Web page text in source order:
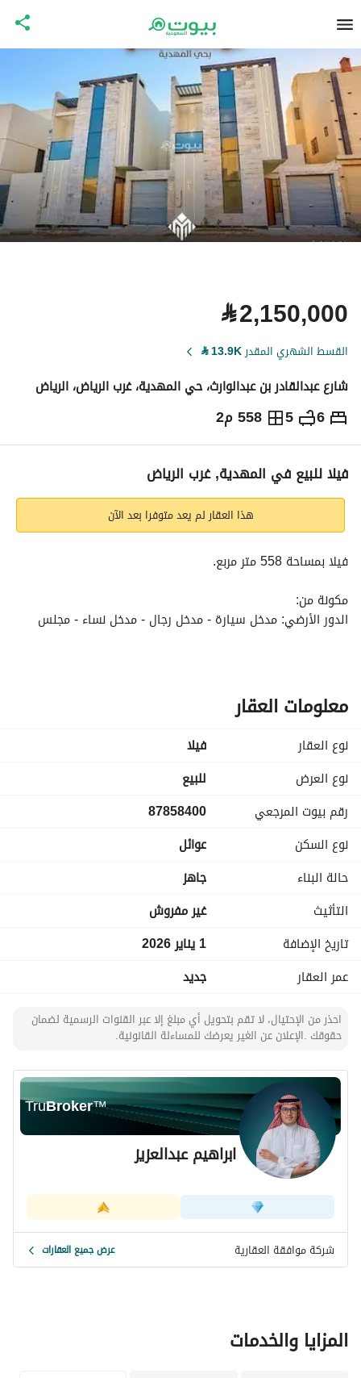
⃁2,150,000
القسط الشهري المقدر13.9K
⃁
شارع عبدالقادر بن عبدالوارث، حي المهدية، غرب الرياض، الرياض
6
5 558 م2 ⃁
2,150,000
التفاصيل معلومات ترخيص الإعلان
فيلا للبيع في المهدية, غرب الرياض
هذا العقار لم يعد متوفرا بعد الآن
فيلا بمساحة 558 متر مربع.
مكونة من:
مطلة على السطح - سطح
معلومات العقار
نوع العقار
فیلا
نوع العرض
للبيع
رقم بيوت المرجعي
87858400
نوع السكن
عوائل
حالة البناء
جاهز
التأثيث
غير مفروش
تاريخ الإضافة
1 يناير 2026
عمر العقار
جديد
احذر من الإحتيال، لا تقم بتحويل أي مبلغ إلا عبر القنوات الرسمية لضمان
حقوقك .الإعلان عن الغير يعرضك للمساءلة القانونية.
TruBroker™
ابراهيم عبدالعزيز
شركة موافقة العقارية عرض جميع العقارات
المزايا والخدمات